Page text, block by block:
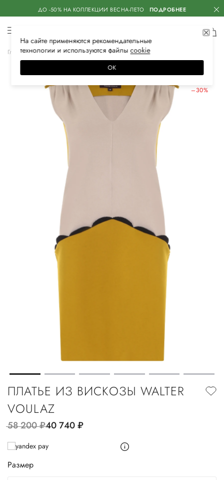
ДО -50% НА КОЛЛЕКЦИИ ВЕСНА-ЛЕТО ПОДРОБНЕЕ
Главная Женская Одежда Платья Повседневные
–30%
ПЛАТЬЕ ИЗ ВИСКОЗЫ WALTER
VOULAZ
58 200руб.40 740руб.
Размер
На сайте применяются рекомендательные
технологии и используются файлысооkiе
ОК